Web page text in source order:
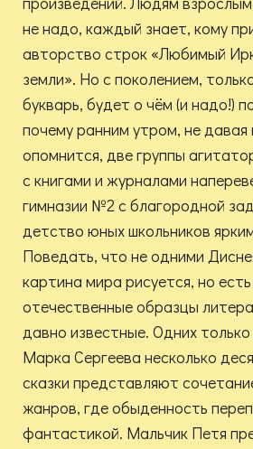
не надо, каждый знает, кому
авторство строк «Любимый
земли». Но с поколением,
букварь, будет о чём (и надо!)
почему ранним утром, не
опомнится, две группы
с книгами и журналами
гимназии №2 с благородной
детство юных школьников
Поведать, что не одними
картина мира рисуется, но
отечественные образцы
давно известные. Одних
Марка Сергеева несколько
сказки представляют
жанров, где обыденность
фантастикой. Мальчик Петя